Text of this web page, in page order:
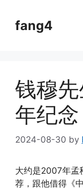
contentfang4
钱穆
年纪念
2024-08-30 by
大约是2007年孟
荐，跟他借得《